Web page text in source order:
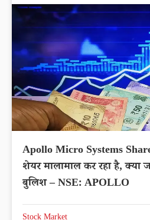
Apollo Micro Systems
शेयर मालामाल कर रहा है, क्या
बुलिश – NSE: APOLLO